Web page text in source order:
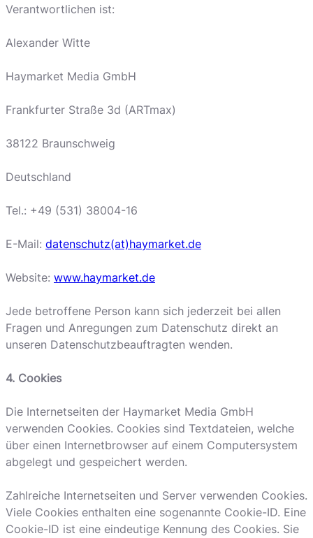
Verantwortlichen ist:
Alexander Witte
Haymarket Media GmbH
Frankfurter Straße 3d (ARTmax)
38122 Braunschweig
Deutschland
Tel.: +49 (531) 38004-16
E-Mail: datenschutz(at)haymarket.de
Website: www.haymarket.de
Jede betroffene Person kann sich jederzeit bei allen
Fragen und Anregungen zum Datenschutz direkt an
unseren Datenschutzbeauftragten wenden.
4. Cookies
Die Internetseiten der Haymarket Media GmbH
verwenden Cookies. Cookies sind Textdateien, welche
über einen Internetbrowser auf einem Computersystem
abgelegt und gespeichert werden.
Zahlreiche Internetseiten und Server verwenden Cookies.
Viele Cookies enthalten eine sogenannte Cookie-ID. Eine
Cookie-ID ist eine eindeutige Kennung des Cookies. Sie